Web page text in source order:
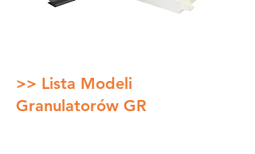
>> Lista Modeli
Granulatorów GR